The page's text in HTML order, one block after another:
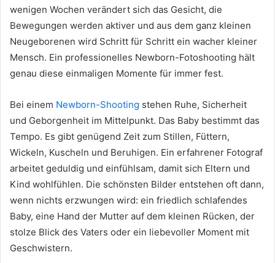
wenigen Wochen verändert sich das Gesicht, die
Bewegungen werden aktiver und aus dem ganz kleinen
Neugeborenen wird Schritt für Schritt ein wacher kleiner
Mensch. Ein professionelles Newborn-Fotoshooting hält
genau diese einmaligen Momente für immer fest.
Bei einem Newborn-Shooting stehen Ruhe, Sicherheit
und Geborgenheit im Mittelpunkt. Das Baby bestimmt das
Tempo. Es gibt genügend Zeit zum Stillen, Füttern,
Wickeln, Kuscheln und Beruhigen. Ein erfahrener Fotograf
arbeitet geduldig und einfühlsam, damit sich Eltern und
Kind wohlfühlen. Die schönsten Bilder entstehen oft dann,
wenn nichts erzwungen wird: ein friedlich schlafendes
Baby, eine Hand der Mutter auf dem kleinen Rücken, der
stolze Blick des Vaters oder ein liebevoller Moment mit
Geschwistern.